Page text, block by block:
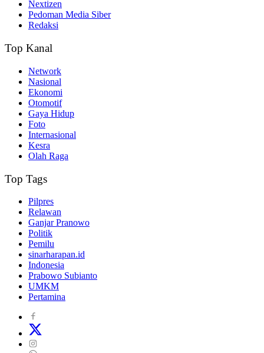
Nextizen
Pedoman Media Siber
Redaksi
Top Kanal
Network
Nasional
Ekonomi
Otomotif
Gaya Hidup
Foto
Internasional
Kesra
Olah Raga
Top Tags
Pilpres
Relawan
Ganjar Pranowo
Politik
Pemilu
sinarharapan.id
Indonesia
Prabowo Subianto
UMKM
Pertamina